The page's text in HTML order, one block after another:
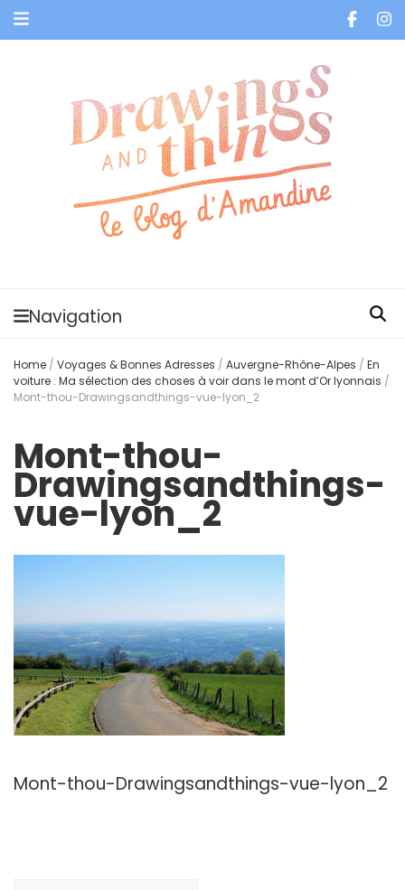
Navigation
Home / Voyages & Bonnes Adresses / Auvergne-Rhône-Alpes / En
voiture : Ma sélection des choses à voir dans le mont d’Or lyonnais /
Mont-thou-Drawingsandthings-vue-lyon_2
Mont-thou-
Drawingsandthings-
vue-lyon_2
Mont-thou-Drawingsandthings-vue-lyon_2